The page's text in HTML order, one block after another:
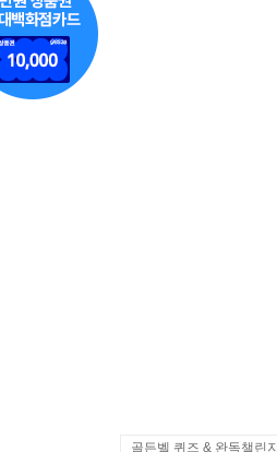
골든벨 퀴즈 & 완독챌린지